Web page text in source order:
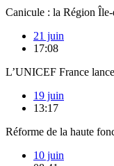
Canicule : la Région
21 juin
17:08
L’UNICEF France
19 juin
13:17
Réforme de la haute
10 juin